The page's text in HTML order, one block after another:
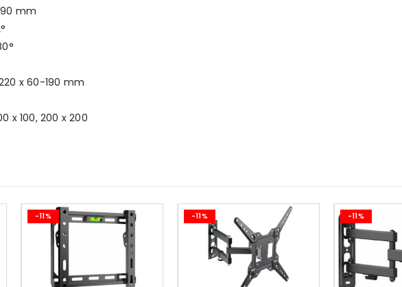
mm
x 60-190 mm
x 100, 200 x 200
-11% -11% -11%